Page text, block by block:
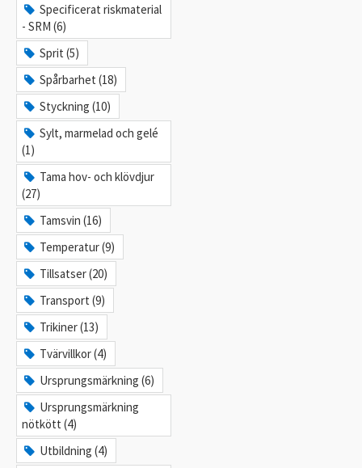
Specificerat riskmaterial
- SRM (6)
Sprit (5)
Spårbarhet (18)
Styckning (10)
Sylt, marmelad och gelé
(1)
Tama hov- och klövdjur
(27)
Tamsvin (16)
Temperatur (9)
Tillsatser (20)
Transport (9)
Trikiner (13)
Tvärvillkor (4)
Ursprungsmärkning (6)
Ursprungsmärkning
nötkött (4)
Utbildning (4)